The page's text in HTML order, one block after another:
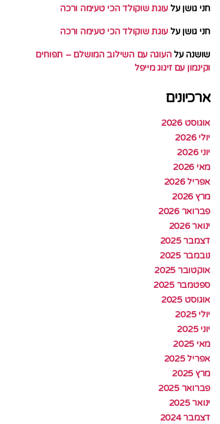
חני גושן על עוגת שוקולד הכי טעימה ורכה
חני גושן על עוגת שוקולד הכי טעימה ורכה
שושנה עלהעוגה עם השילוב המושלם – תפוחים
וקינמון עם זיגוג מייפל
ארכיונים
אוגוסט 2026
יולי 2026
יוני 2026
מאי 2026
אפריל 2026
מרץ 2026
פברואר 2026
ינואר 2026
דצמבר 2025
נובמבר 2025
אוקטובר 2025
ספטמבר 2025
אוגוסט 2025
יולי 2025
יוני 2025
מאי 2025
אפריל 2025
מרץ 2025
פברואר 2025
ינואר 2025
דצמבר 2024